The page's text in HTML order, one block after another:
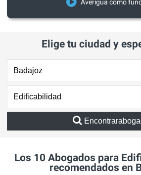
Averigua como
Elige tu ciudad y
Los 10 Abogados para
recomendados en